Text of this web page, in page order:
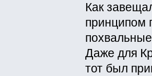
Как
принципом
Даже для
тот был